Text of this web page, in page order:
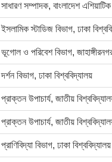
সাধারণ সম্পাদক, বাংলাদেশ
ইসলামিক স্টাডিজ বিভাগ, ঢাকা
ভূগোল ও পরিবেশ বিভাগ,
দর্শন বিভাগ, ঢাকা বিশ্ববিদ্যালয়
প্রাক্তন উপাচার্য, জাতীয়
প্রাক্তন উপাচার্য, জাতীয়
প্রাণিবিদ্যা বিভাগ, ঢাকা বিশ্ববিদ্যালয়